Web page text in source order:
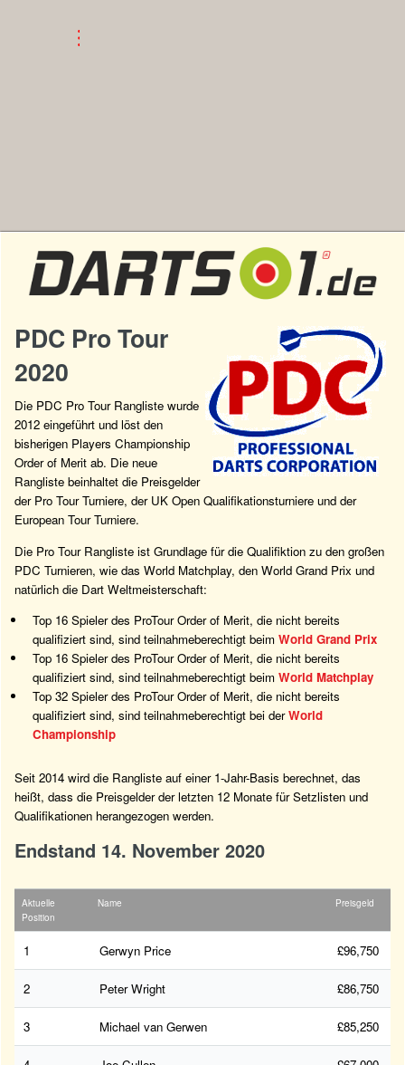
PDC Pro Tour
2020
Die PDC Pro Tour Rangliste wurde
2012 eingeführt und löst den
bisherigen Players Championship
Order of Merit ab. Die neue
Rangliste beinhaltet die Preisgelder
der Pro Tour Turniere, der UK Open Qualifikationsturniere und der
European Tour Turniere.
Die Pro Tour Rangliste ist Grundlage für die Qualifiktion zu den großen
PDC Turnieren, wie das World Matchplay, den World Grand Prix und
natürlich die Dart Weltmeisterschaft:
Top 16 Spieler des ProTour Order of Merit, die nicht bereits
qualifiziert sind, sind teilnahmeberechtigt beim World Grand Prix
Top 16 Spieler des ProTour Order of Merit, die nicht bereits
qualifiziert sind, sind teilnahmeberechtigt beim World Matchplay
Top 32 Spieler des ProTour Order of Merit, die nicht bereits
qualifiziert sind, sind teilnahmeberechtigt bei derWorld
Championship
Seit 2014 wird die Rangliste auf einer 1-Jahr-Basis berechnet, das
heißt, dass die Preisgelder der letzten 12 Monate für Setzlisten und
Qualifikationen herangezogen werden.
Endstand 14. November 2020
Aktuelle
Position
Name Preisgeld
1 Gerwyn Price £96,750
2 Peter Wright £86,750
3 Michael van Gerwen £85,250